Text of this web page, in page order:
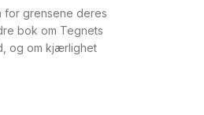
for grensene deres
bok om Tegnets
og om kjærlighet